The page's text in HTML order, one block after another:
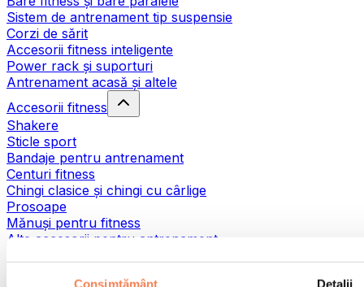
Consimțământ Detalii
Sistem de antrenament tip suspensie
Corzi de sărit
Accesorii fitness inteligente
Power rack și suporturi
Antrenament acasă și altele
Accesorii fitness
Shakere
Sticle sport
Bandaje pentru antrenament
Centuri fitness
Chingi clasice și chingi cu cârlige
Prosoape
Mănuși pentru fitness
Alte accesorii pentru antrenament
Ajutoare pentru reabilitare
Pistoale de masaj